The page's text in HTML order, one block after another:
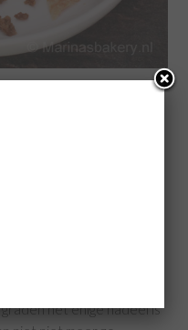
het enige nadeel is